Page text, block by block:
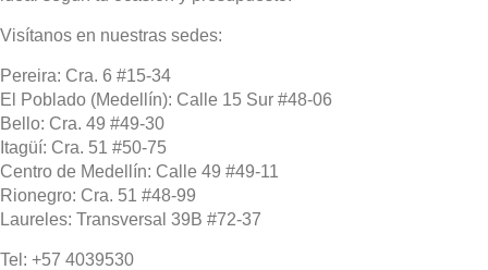
Visítanos en nuestras sedes:
Pereira: Cra. 6 #15-34
El Poblado (Medellín): Calle 15 Sur #48-06
Bello: Cra. 49 #49-30
Itagüí: Cra. 51 #50-75
Centro de Medellín: Calle 49 #49-11
Rionegro: Cra. 51 #48-99
Laureles: Transversal 39B #72-37
Tel: +57 4039530